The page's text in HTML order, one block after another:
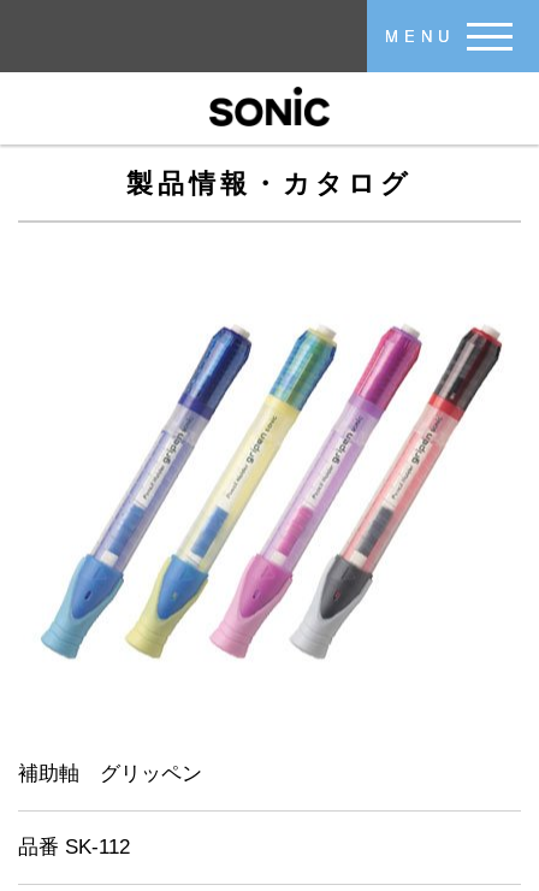
MENU
製品情報・カタログ
補助軸 グリッペン
品番 SK-112